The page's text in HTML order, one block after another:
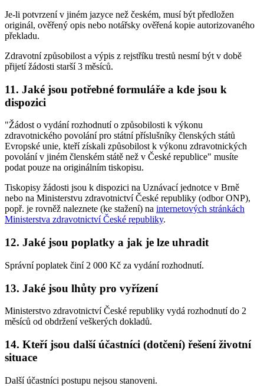
Je-li potvrzení v jiném jazyce než českém, musí být předložen
originál, ověřený opis nebo notářsky ověřená kopie autorizovaného
překladu.
Zdravotní způsobilost a výpis z rejstříku trestů nesmí být v době
přijetí žádosti starší 3 měsíců.
11. Jaké jsou potřebné formuláře a kde jsou k
dispozici
"Žádost o vydání rozhodnutí o způsobilosti k výkonu
zdravotnického povolání pro státní příslušníky členských států
Evropské unie, kteří získali způsobilost k výkonu zdravotnických
povolání v jiném členském státě než v České republice" musíte
podat pouze na originálním tiskopisu.
Tiskopisy žádosti jsou k dispozici na Uznávací jednotce v Brně
nebo na Ministerstvu zdravotnictví České republiky (odbor ONP),
popř. je rovněž naleznete (ke stažení) na internetových stránkách
Ministerstva zdravotnictví České republiky.
12. Jaké jsou poplatky a jak je lze uhradit
Správní poplatek činí 2 000 Kč za vydání rozhodnutí.
13. Jaké jsou lhůty pro vyřízení
Ministerstvo zdravotnictví České republiky vydá rozhodnutí do 2
měsíců od obdržení veškerých dokladů.
14. Kteří jsou další účastníci (dotčení) řešení životní
situace
Další účastníci postupu nejsou stanoveni.